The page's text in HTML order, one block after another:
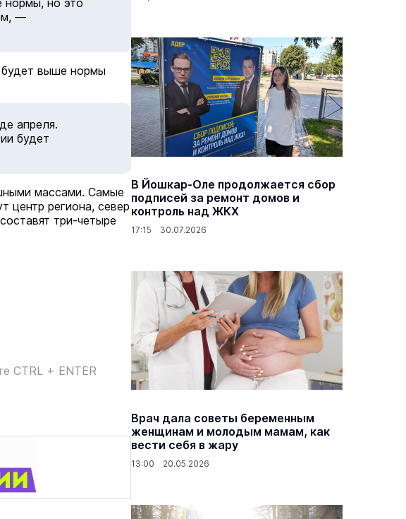
нормы, но это
—
будет выше нормы
апреля.
будет
массами. Самые
центр региона, север
три-четыре
CTRL + ENTER
В Йошкар-Оле продолжается сбор
подписей за ремонт домов и
контроль над ЖКХ
17:15 30.07.2026
Врач дала советы беременным
женщинам и молодым мамам, как
вести себя в жару
13:00 20.05.2026